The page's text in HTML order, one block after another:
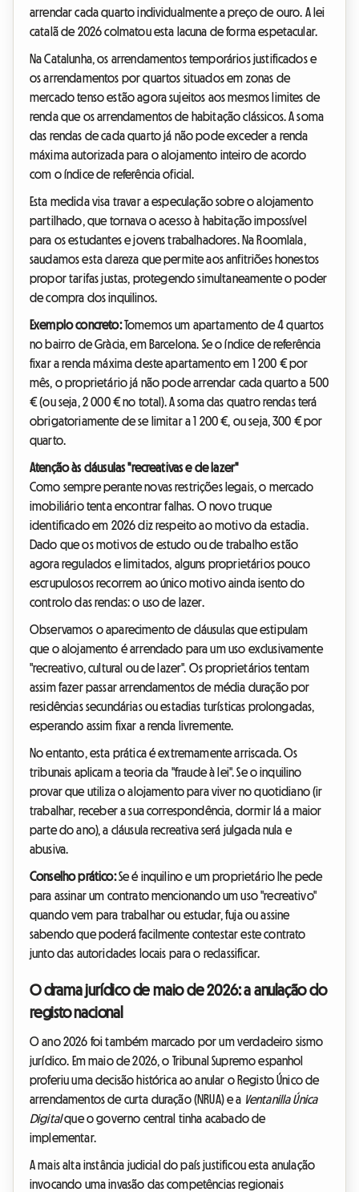
arrendar cada quarto individualmente a preço de ouro. A lei
catalã de 2026 colmatou esta lacuna de forma espetacular.
Na Catalunha, os arrendamentos temporários justificados e
os arrendamentos por quartos situados em zonas de
mercado tenso estão agora sujeitos aos mesmos limites de
renda que os arrendamentos de habitação clássicos. A soma
das rendas de cada quarto já não pode exceder a renda
máxima autorizada para o alojamento inteiro de acordo
com o índice de referência oficial.
Esta medida visa travar a especulação sobre o alojamento
partilhado, que tornava o acesso à habitação impossível
para os estudantes e jovens trabalhadores. Na Roomlala,
saudamos esta clareza que permite aos anfitriões honestos
propor tarifas justas, protegendo simultaneamente o poder
de compra dos inquilinos.
Exemplo concreto:Tomemos um apartamento de 4 quartos
no bairro de Gràcia, em Barcelona. Se o índice de referência
fixar a renda máxima deste apartamento em 1 200 € por
mês, o proprietário já não pode arrendar cada quarto a 500
€ (ou seja, 2 000 € no total). A soma das quatro rendas terá
obrigatoriamente de se limitar a 1 200 €, ou seja, 300 € por
quarto.
Atenção às cláusulas "recreativas e de lazer"
Como sempre perante novas restrições legais, o mercado
imobiliário tenta encontrar falhas. O novo truque
identificado em 2026 diz respeito ao motivo da estadia.
Dado que os motivos de estudo ou de trabalho estão
agora regulados e limitados, alguns proprietários pouco
escrupulosos recorrem ao único motivo ainda isento do
controlo das rendas: o uso de lazer.
Observamos o aparecimento de cláusulas que estipulam
que o alojamento é arrendado para um uso exclusivamente
"recreativo, cultural ou de lazer". Os proprietários tentam
assim fazer passar arrendamentos de média duração por
residências secundárias ou estadias turísticas prolongadas,
esperando assim fixar a renda livremente.
No entanto, esta prática é extremamente arriscada. Os
tribunais aplicam a teoria da "fraude à lei". Se o inquilino
provar que utiliza o alojamento para viver no quotidiano (ir
trabalhar, receber a sua correspondência, dormir lá a maior
parte do ano), a cláusula recreativa será julgada nula e
abusiva.
Conselho prático:Se é inquilino e um proprietário lhe pede
para assinar um contrato mencionando um uso "recreativo"
quando vem para trabalhar ou estudar, fuja ou assine
sabendo que poderá facilmente contestar este contrato
junto das autoridades locais para o reclassificar.
O drama jurídico de maio de 2026: a anulação do
registo nacional
O ano 2026 foi também marcado por um verdadeiro sismo
jurídico. Em maio de 2026, o Tribunal Supremo espanhol
proferiu uma decisão histórica ao anular o Registo Único de
arrendamentos de curta duração (NRUA) e a Ventanilla Única
Digitalque o governo central tinha acabado de
implementar.
A mais alta instância judicial do país justificou esta anulação
invocando uma invasão das competências regionais